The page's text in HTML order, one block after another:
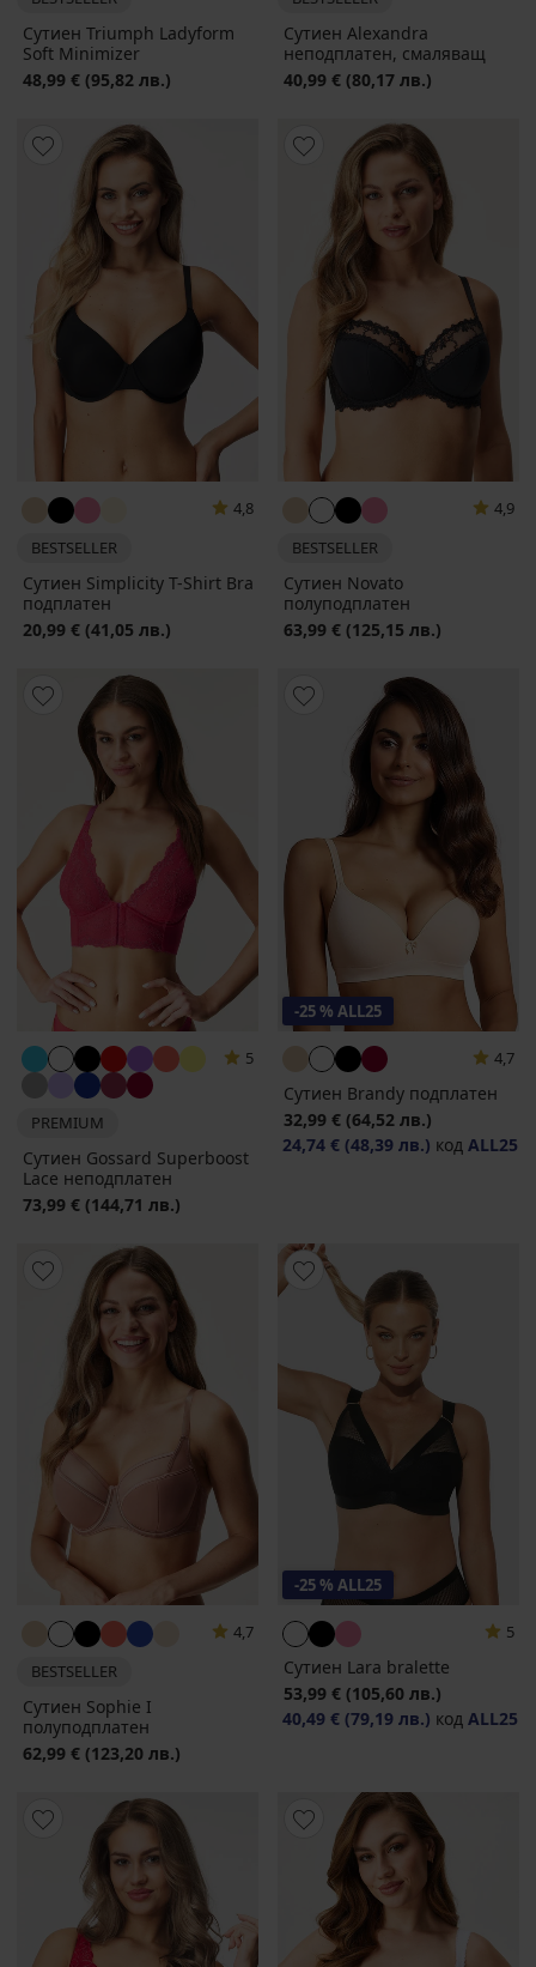
Сутиен Triumph Ladyform
Soft Minimizer
48,99 € (95,82 лв.)
Сутиен Alexandra
неподплатен, смаляващ
40,99 € (80,17 лв.)
4,8
BESTSELLER
Сутиен Simplicity T-Shirt Bra
подплатен
20,99 € (41,05 лв.)
4,9
BESTSELLER
Сутиен Novato
полуподплатен
63,99 € (125,15 лв.)
5
PREMIUM
Сутиен Gossard Superboost
Lacе неподплатен
73,99 € (144,71 лв.)
-25 % ALL25
4,7
Сутиен Brandy подплатен
32,99 € (64,52 лв.)
24,74 € (48,39 лв.) код ALL25
4,7
BESTSELLER
Сутиен Sophie I
полуподплатен
62,99 € (123,20 лв.)
-25 % ALL25
5
Сутиен Lara bralette
53,99 € (105,60 лв.)
40,49 € (79,19 лв.) код ALL25